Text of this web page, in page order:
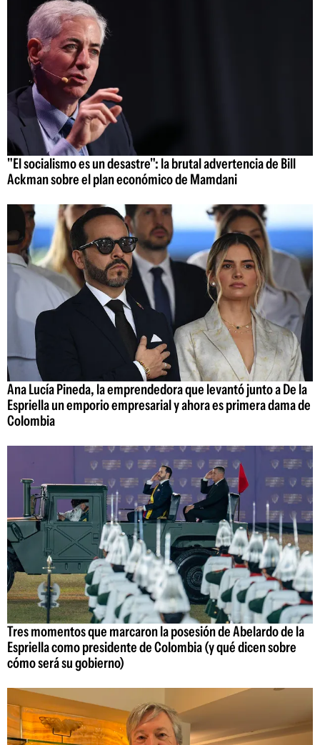
"El socialismo es un desastre": la brutal advertencia de Bill
Ackman sobre el plan económico de Mamdani
Ana Lucía Pineda, la emprendedora que levantó junto a De la
Espriella un emporio empresarial y ahora es primera dama de
Colombia
Tres momentos que marcaron la posesión de Abelardo de la
Espriella como presidente de Colombia (y qué dicen sobre
cómo será su gobierno)